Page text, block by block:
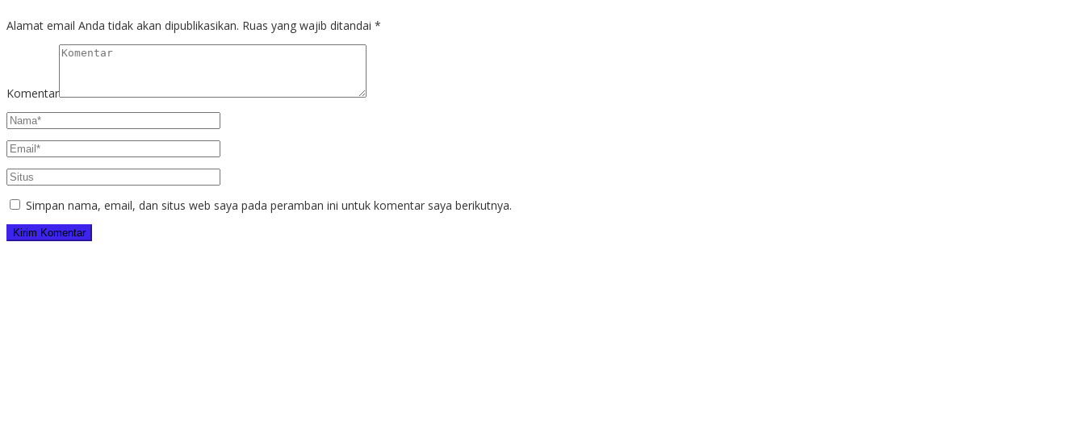
Alamat email Anda tidak akan dipublikasikan. Ruas yang wajib ditandai *
Komentar
Simpan nama, email, dan situs web saya pada peramban ini untuk komentar saya berikutnya.